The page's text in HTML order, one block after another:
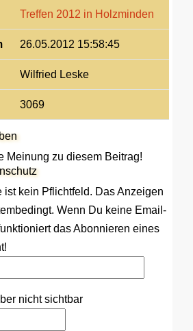
Treffen 2012 in Holzminden
26.05.2012 15:58:45
Wilfried Leske
3069
Meinung zu diesem Beitrag!
ist kein Pflichtfeld. Das Anzeigen
Wenn Du keine Email-
das Abonnieren eines
nicht sichtbar